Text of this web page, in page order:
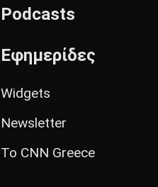
Podcasts
Εφημερίδες
Widgets
Newsletter
Το CNN Greece